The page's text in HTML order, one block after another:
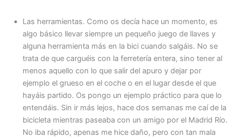
Las herramientas. Como os decía hace un momento, es
algo básico llevar siempre un pequeño juego de llaves y
alguna herramienta más en la bici cuando salgáis. No se
trata de que carguéis con la ferretería entera, sino tener al
menos aquello con lo que salir del apuro y dejar por
ejemplo el grueso en el coche o en el lugar desde el que
hayáis partido. Os pongo un ejemplo práctico para que lo
entendáis. Sin ir más lejos, hace dos semanas me caí de la
bicicleta mientras paseaba con un amigo por el Madrid Río.
No iba rápido, apenas me hice daño, pero con tan mala